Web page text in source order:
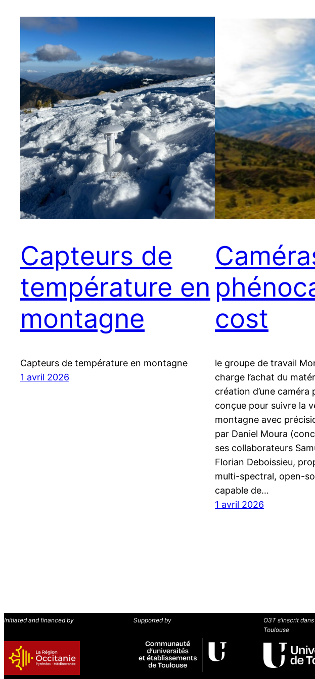
Capteurs de
température en
montagne
Capteurs de température en montagne
1 avril 2026
cost
le groupe de travail
charge l’achat du
création d’une
conçue pour suivre la
montagne avec
par Daniel Moura
ses collaborateurs
Florian Deboissieu,
multi-spectral, open-
capable de…
1 avril 2026
Initiated and financed by Supported by
O3T s’inscrit
Toulouse